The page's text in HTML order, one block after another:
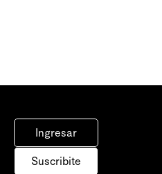
Ingresar
Suscribite